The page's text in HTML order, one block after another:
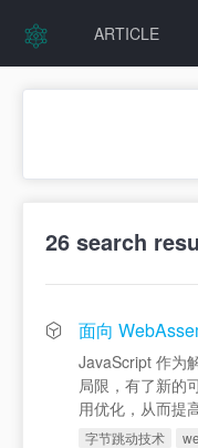
ARTICLE
26 search
面向
JavaScript 作为
局限，有了新的
用优化，从而提
字节跳动技术